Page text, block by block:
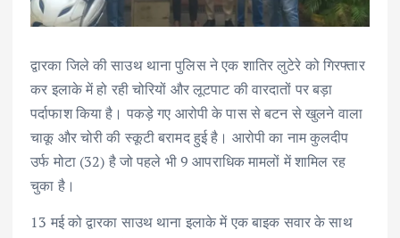
द्वारका जिले की साउथ थाना पुलिस ने एक शातिर लुटेरे को गिरफ्तार
कर इलाके में हो रही चोरियों और लूटपाट की वारदातों पर बड़ा
पर्दाफाश किया है। पकड़े गए आरोपी के पास से बटन से खुलने वाला
चाकू और चोरी की स्कूटी बरामद हुई है। आरोपी का नाम कुलदीप
उर्फ मोटा (32) है जो पहले भी 9 आपराधिक मामलों में शामिल रह
चुका है।
13 मई को द्वारका साउथ थाना इलाके में एक बाइक सवार के साथ